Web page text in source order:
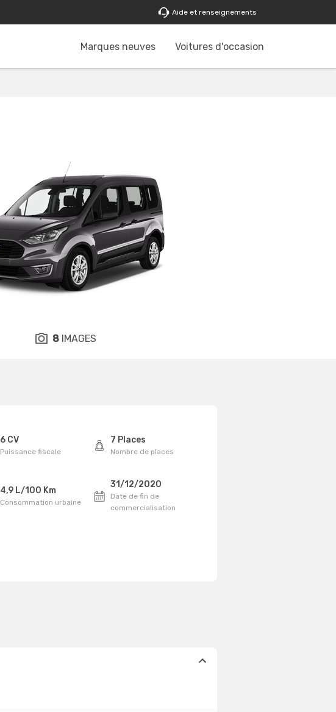
Aide et renseignements
Marques neuves Voitures d'occasion
8 IMAGES
6 CV
Puissance fiscale
7 Places
Nombre de places
4,9 L/100 Km
Consommation urbaine
31/12/2020
Date de fin de
commercialisation